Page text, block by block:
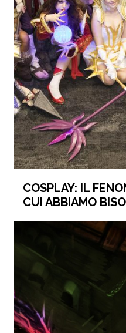
COSPLAY: IL
CUI ABBIAMO